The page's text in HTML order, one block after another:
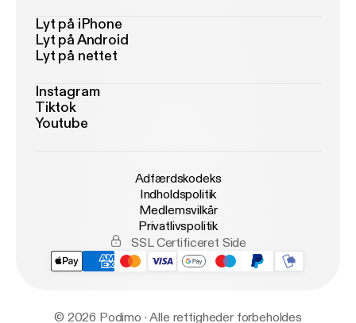
Lyt på iPhone
Lyt på Android
Lyt på nettet
Instagram
Tiktok
Youtube
Adfærdskodeks
Indholdspolitik
Medlemsvilkår
Privatlivspolitik
SSL Certificeret Side
© 2026 Podimo · Alle rettigheder forbeholdes